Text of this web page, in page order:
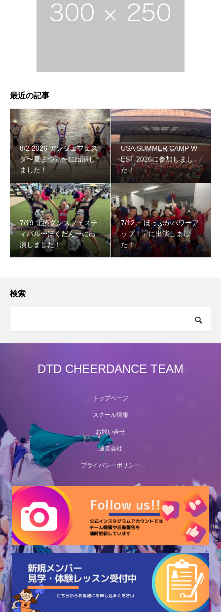
最近の記事
8/2 2026 アンジェフェス
タ〜夏まつり〜に出演し
ました！
USA SUMMER CAMP W
EST 2026に参加しまし
た！
7/19 北摂ダンスフェステ
ィバル〜ほくだん〜に出
演しました！
7/12 「ほっぷがパワーア
ップ！」に出演しまし
た！
検索
DTD CHEERDANCE TEAM
トップページ
スクール情報
お問い合せ
運営会社
プライバシーポリシー